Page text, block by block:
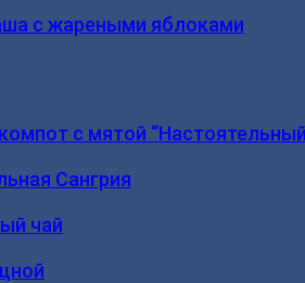
с жареными яблоками
с мятой
Сангрия
чай